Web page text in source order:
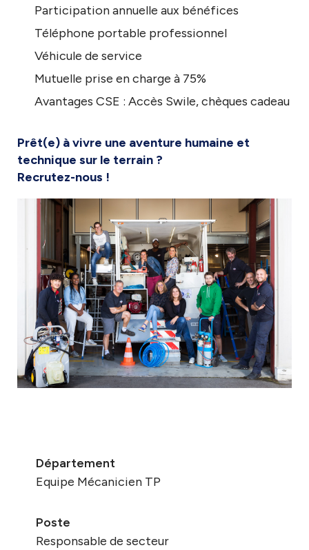
Participation annuelle aux bénéfices
Téléphone portable professionnel
Véhicule de service
Mutuelle prise en charge à 75%
Avantages CSE : Accès Swile, chèques cadeau
Prêt(e) à vivre une aventure humaine et
technique sur le terrain ?
Recrutez-nous !
Département
Equipe Mécanicien TP
Poste
Responsable de secteur